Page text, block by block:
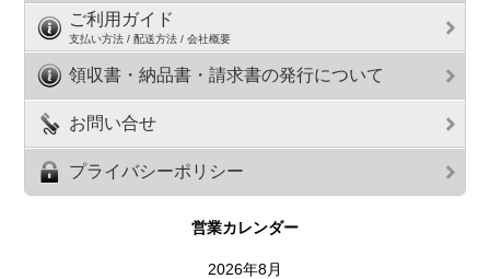
ご利用ガイド
支払い方法 / 配送方法 / 会社概要
領収書・納品書・請求書の発行について
お問い合せ
プライバシーポリシー
営業カレンダー
2026年8月